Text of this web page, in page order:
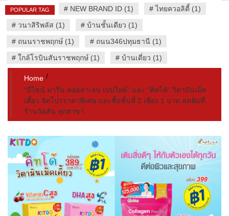
POPULAR TAG # NEW BRAND ID (1) #ไทยควอลิตี้ (1)
# วนาสิริพลัส (1) # บ้านชั้นเดียว (1)
# ถนนราชพฤกษ์ (1) # ถนน346ปทุมธานี (1)
# ใกล้โรบินสันราชพฤกษ์ (1) # บ้านเดี่ยว (1)
Home
“บีไชน์ มารีน คอลลาเจน เปปไทด์” และ “คิทโด้” วิตามินเม็ด
เคี้ยว จัดโปรราคาพิเศษ และซื้อชิ้นที่ 2 เพียง 1 บาท สุดคุ้มที่
ร้านวัตสัน ทุกสาขา